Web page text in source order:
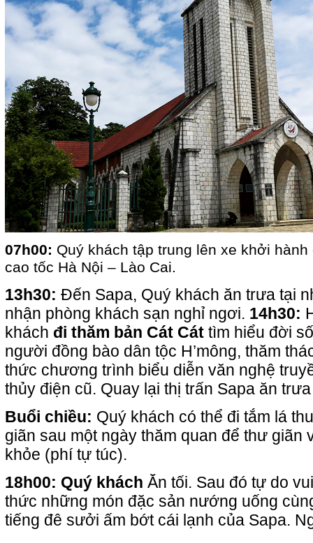
07h00: Quý khách tập trung lên xe khởi
cao tốc Hà Nội – Lào Cai.
13h30: Đến Sapa, Quý khách ăn trưa tại
nhận phòng khách sạn nghỉ ngơi. 14h30:
khách đi thăm bản Cát Cát tìm hiểu đời
người đồng bào dân tộc H’mông, thăm
thức chương trình biểu diễn văn nghệ
thủy điện cũ. Quay lại thị trấn Sapa ăn
Buổi chiều: Quý khách có thể đi tắm lá
giãn sau một ngày thăm quan để thư giãn
khỏe (phí tự túc).
18h00: Quý khách Ăn tối. Sau đó tự do
thức những món đặc sản nướng uống
tiếng đê sưởi ấm bớt cái lạnh của Sapa.